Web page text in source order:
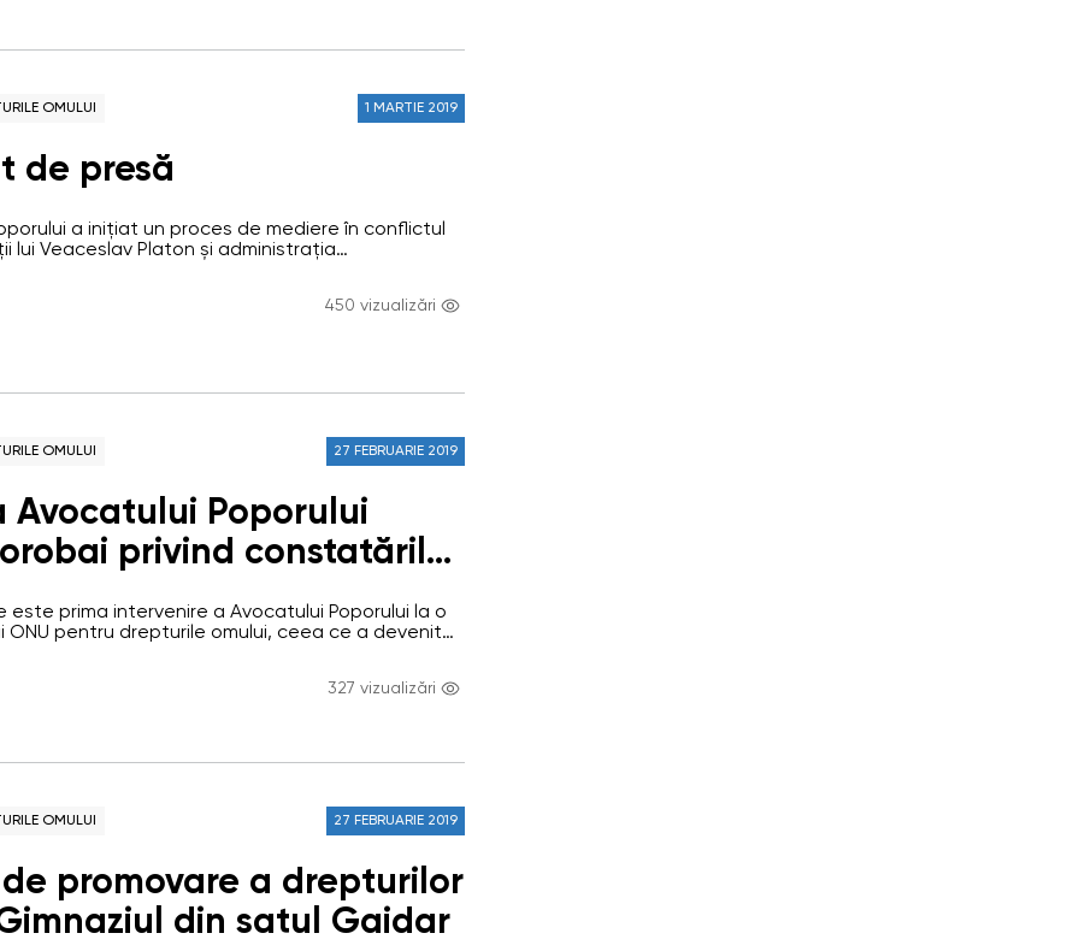
OMULUI 1 MARTIE 2019
de presă
a inițiat un proces de mediere în conflictul
lui Veaceslav Platon și administrația
date și cu apărătorii lui Veaceslav Platon,
450 vizualizări
OMULUI 27 FEBRUARIE 2019
Avocatului Poporului
privind constatările
drepturilor
marginea vizitei efectuate
este prima intervenire a Avocatului Poporului la o
ONU pentru drepturile omului, ceea ce a devenit
privitor la evoluțiile din domeniul
327 vizualizări
OMULUI 27 FEBRUARIE 2019
promovare a drepturilor
din satul Gaidar